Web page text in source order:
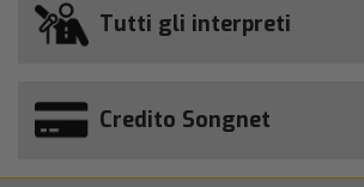
Tutti gli interpreti
Credito Songnet